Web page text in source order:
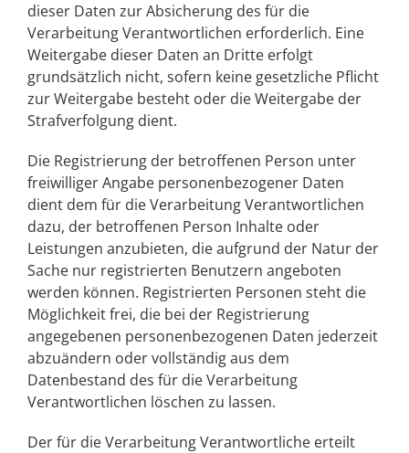
dieser Daten zur Absicherung des für die
Verarbeitung Verantwortlichen erforderlich. Eine
Weitergabe dieser Daten an Dritte erfolgt
grundsätzlich nicht, sofern keine gesetzliche Pflicht
zur Weitergabe besteht oder die Weitergabe der
Strafverfolgung dient.
Die Registrierung der betroffenen Person unter
freiwilliger Angabe personenbezogener Daten
dient dem für die Verarbeitung Verantwortlichen
dazu, der betroffenen Person Inhalte oder
Leistungen anzubieten, die aufgrund der Natur der
Sache nur registrierten Benutzern angeboten
werden können. Registrierten Personen steht die
Möglichkeit frei, die bei der Registrierung
angegebenen personenbezogenen Daten jederzeit
abzuändern oder vollständig aus dem
Datenbestand des für die Verarbeitung
Verantwortlichen löschen zu lassen.
Der für die Verarbeitung Verantwortliche erteilt